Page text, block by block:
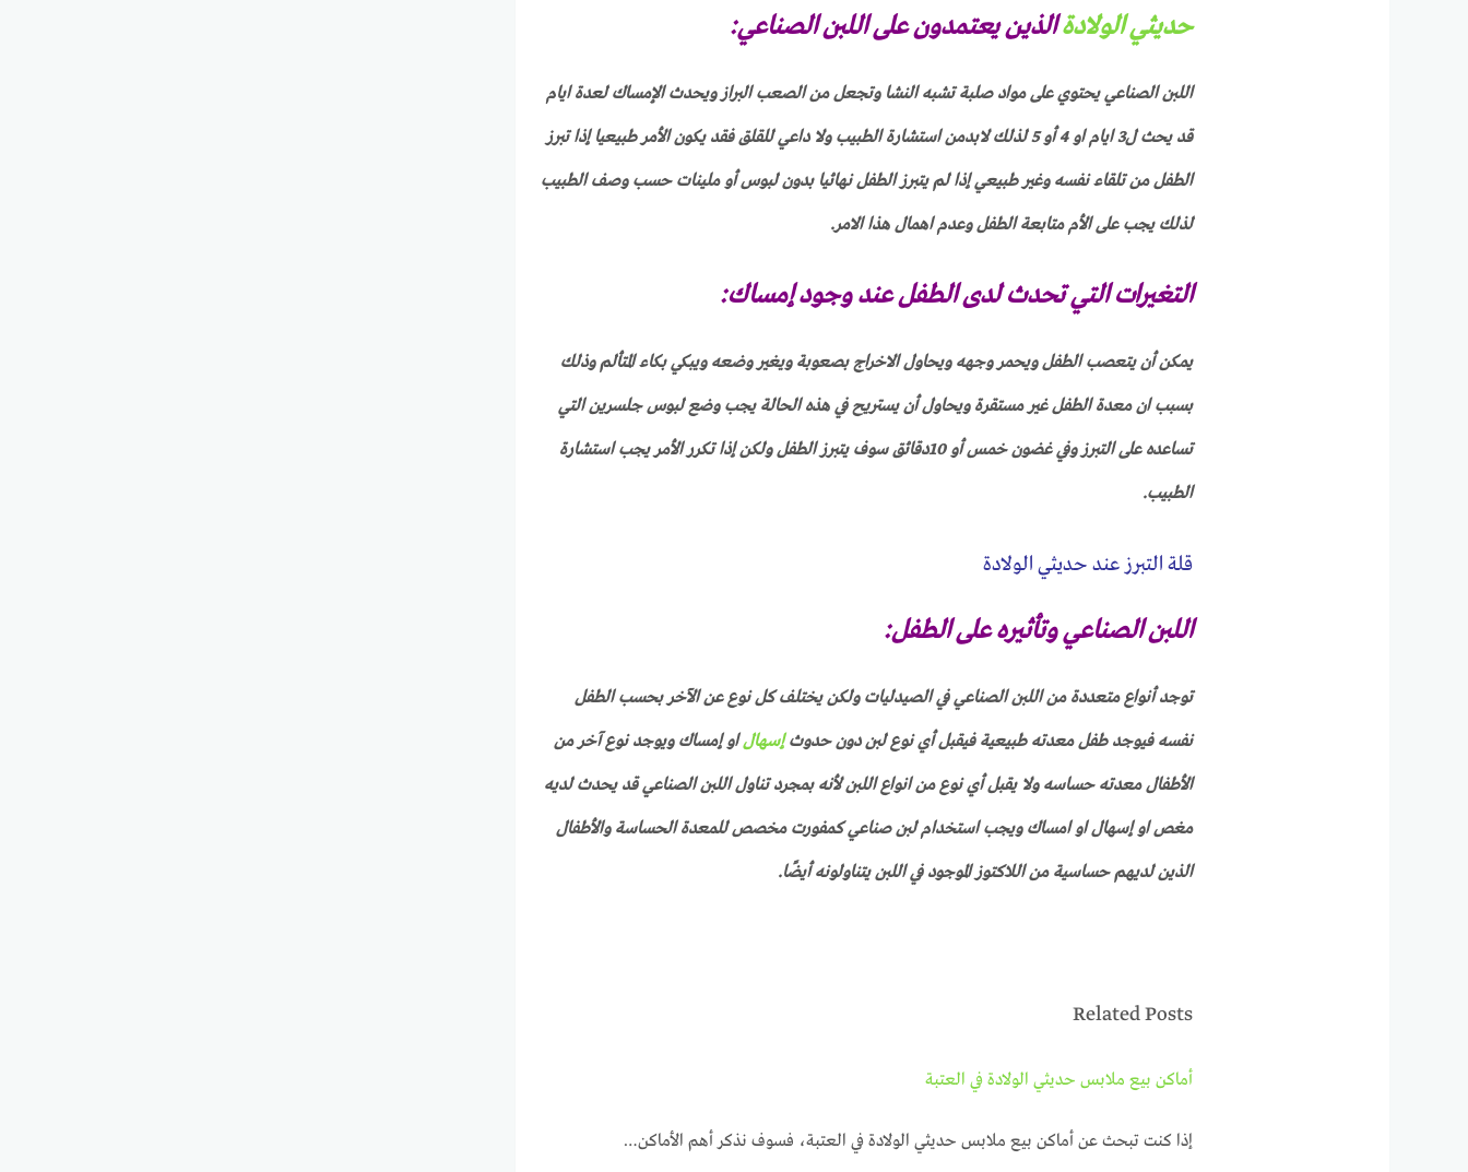
حديثي الولادةالذين يعتمدون على اللبن الصناعي:
اللبن الصناعي يحتوي على مواد صلبة تشبه النشا وتجعل من الصعب البراز ويحدث الإمساك لعدة ايام
قد يحث ل3 ايام او 4 أو 5 لذلك لابدمن استشارة الطبيب ولا داعي للقلق فقد يكون الأمر طبيعيا إذا تبرز
الطفل من تلقاء نفسه وغير طبيعي إذا لم يتبرز الطفل نهائيا بدون لبوس أو ملينات حسب وصف الطبيب
لذلك يجب على الأم متابعة الطفل وعدم اهمال هذا الامر.
التغيرات التي تحدث لدى الطفل عند وجود إمساك:
يمكن أن يتعصب الطفل ويحمر وجهه ويحاول الاخراج بصعوبة ويغير وضعه ويبكي بكاء المتألم وذلك
بسبب ان معدة الطفل غير مستقرة ويحاول أن يستريح في هذه الحالة يجب وضع لبوس جلسرين التي
تساعده على التبرز وفي غضون خمس أو 10دقائق سوف يتبرز الطفل ولكن إذا تكرر الأمر يجب استشارة
الطبيب.
قلة التبرز عند حديثي الولادة
اللبن الصناعي وتأثيره على الطفل:
توجد أنواع متعددة من اللبن الصناعي في الصيدليات ولكن يختلف كل نوع عن الآخر بحسب الطفل
نفسه فيوجد طفل معدته طبيعية فيقبل أي نوع لبن دون حدوثإسهالاو إمساك ويوجد نوع آخر من
الأطفال معدته حساسه ولا يقبل أي نوع من انواع اللبن لأنه بمجرد تناول اللبن الصناعي قد يحدث لديه
مغص او إسهال او امساك ويجب استخدام لبن صناعي كمفورت مخصص للمعدة الحساسة والأطفال
الذين لديهم حساسية من اللاكتوز الموجود في اللبن يتناولونه أيضًا.
Related Posts
أماكن بيع ملابس حديثي الولادة في العتبة
إذا كنت تبحث عن أماكن بيع ملابس حديثي الولادة في العتبة، فسوف نذكر أهم الأماكن…